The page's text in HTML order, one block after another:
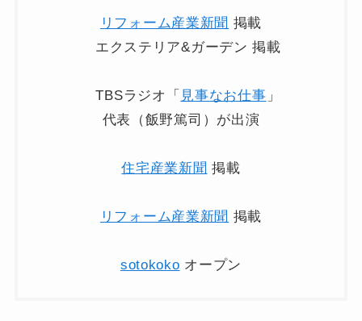
リフォーム産業新聞 掲載
エクステリア&ガーデン 掲載
TBSラジオ「 見事なお仕事 」
代表（飯野篤司）が出演
住宅産業新聞 掲載
リフォーム産業新聞 掲載
sotokoko オープン